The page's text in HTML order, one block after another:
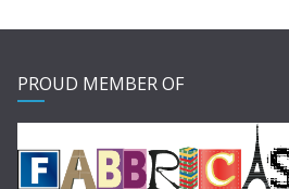
PROUD MEMBER OF